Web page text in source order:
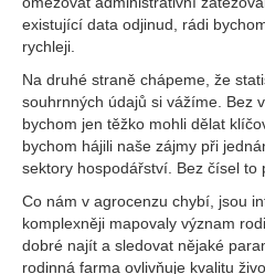
existující data odjinud, rádi
rychleji.
Na druhé straně chápeme, že
souhrnných údajů si vážíme. Bez
bychom jen těžko mohli dělat
bychom hájili naše zájmy při
sektory hospodářství. Bez čísel to
Co nám v agrocenzu chybí, jsou
komplexněji mapovaly význam
dobré najít a sledovat nějaké
rodinná farma ovlivňuje kvalitu